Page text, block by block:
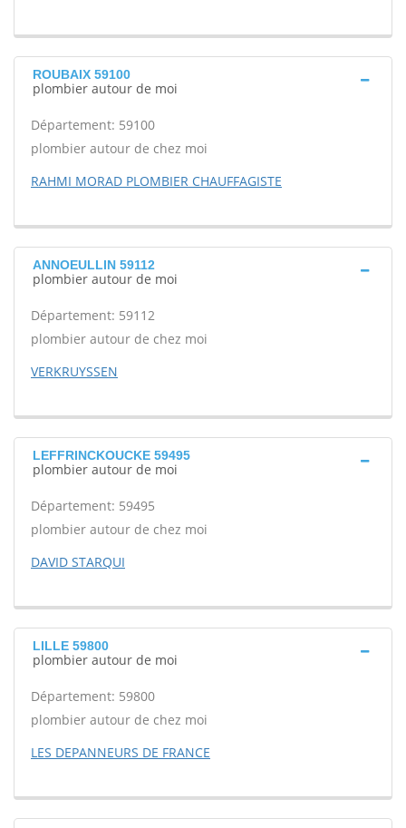
ROUBAIX 59100
plombier autour de moi
Département: 59100
plombier autour de chez moi
RAHMI MORAD PLOMBIER CHAUFFAGISTE
ANNOEULLIN 59112
plombier autour de moi
Département: 59112
plombier autour de chez moi
VERKRUYSSEN
LEFFRINCKOUCKE 59495
plombier autour de moi
Département: 59495
plombier autour de chez moi
DAVID STARQUI
LILLE 59800
plombier autour de moi
Département: 59800
plombier autour de chez moi
LES DEPANNEURS DE FRANCE